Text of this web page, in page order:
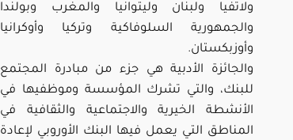
ولاتفيا ولبنان وليتوانيا والمغرب وبولندا
والجمهورية السلوفاكية وتركيا وأوكرانيا
وأوزبكستان.
والجائزة الأدبية هي جزء من مبادرة المجتمع
للبنك، والتي تشرك المؤسسة وموظفيها في
الأنشطة الخيرية والاجتماعية والثقافية في
المناطق التي يعمل فيها البنك الأوروبي لإعادة